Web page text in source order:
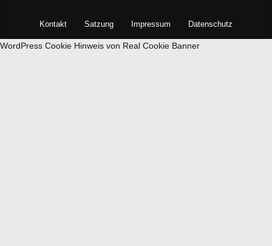
Kontakt Satzung Impressum Datenschutz
WordPress Cookie Hinweis von Real Cookie Banner